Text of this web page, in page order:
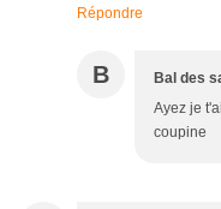
Répondre
B Bal des
Ayez je
coupine